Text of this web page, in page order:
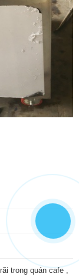
trong quán cafe ,